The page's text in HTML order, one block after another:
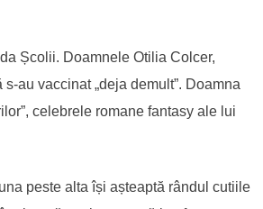
Școlii. Doamnele Otilia Colcer,
au vaccinat „deja demult”. Doamna
celebrele romane fantasy ale lui
peste alta își așteaptă rândul cutiile